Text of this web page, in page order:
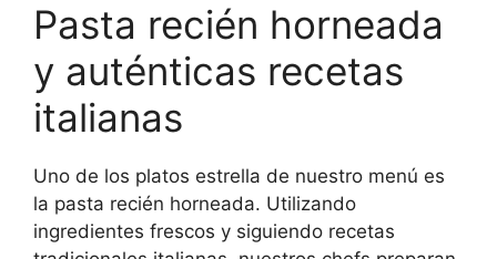
Pasta recién horneada
y auténticas recetas
italianas
Uno de los platos estrella de nuestro menú es
la pasta recién horneada. Utilizando
ingredientes frescos y siguiendo recetas